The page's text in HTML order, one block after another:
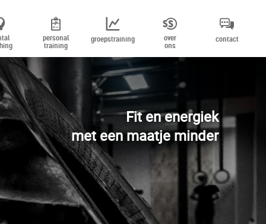
personal
training
groepstraining
over
ons
contact
Fit en energiek
met een maatje minder